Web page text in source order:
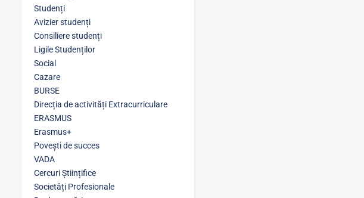
Studenți
Avizier studenți
Consiliere studenți
Ligile Studenților
Social
Cazare
BURSE
Direcția de activități Extracurriculare
ERASMUS
Erasmus+
Povești de succes
VADA
Cercuri Științifice
Societăți Profesionale